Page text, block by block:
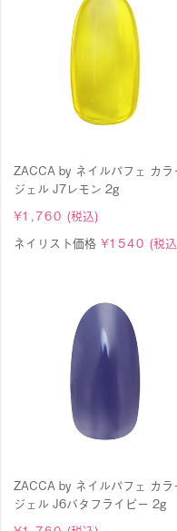
ZACCA by ネイルパフェ カラ
ジェル J7レモン 2g
¥1,760 (税込)
ネイリスト価格 ¥1540 (税
ZACCA by ネイルパフェ カラ
ジェル J6バタフライピー 2g